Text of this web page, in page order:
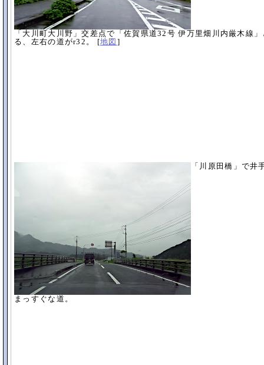
「大川町大川野」交差点で「 佐賀県道32号 伊万里畑川内厳木線
る、左右の道がr32。 [地図 ]
「川原田橋」で井
まっすぐな道。